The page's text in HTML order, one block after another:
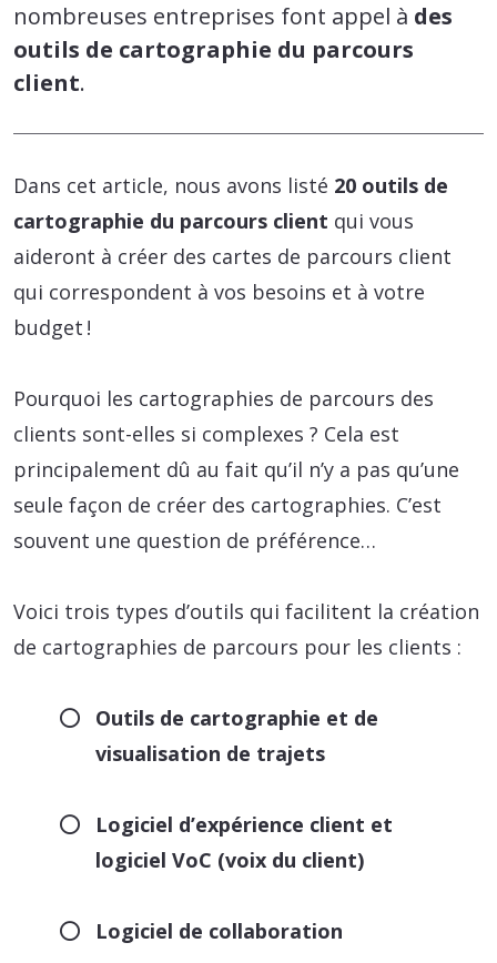
nombreuses entreprises font appel à des
outils de cartographie du parcours
client.
Dans cet article, nous avons listé 20 outils de
cartographie du parcours client qui vous
aideront à créer des cartes de parcours client
qui correspondent à vos besoins et à votre
budget !
Pourquoi les cartographies de parcours des
clients sont-elles si complexes ? Cela est
principalement dû au fait qu’il n’y a pas qu’une
seule façon de créer des cartographies. C’est
souvent une question de préférence…
Voici trois types d’outils qui facilitent la création
de cartographies de parcours pour les clients :
Outils de cartographie et de
visualisation de trajets
Logiciel d’expérience client et
logiciel VoC (voix du client)
Logiciel de collaboration